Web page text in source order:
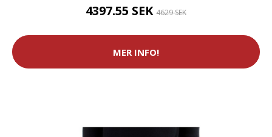
4397.55 SEK 4629 SEK
MER INFO!